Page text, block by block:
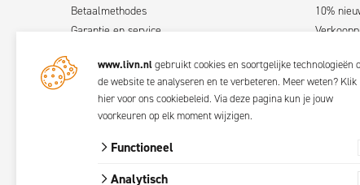
Betaalmethodes
Garantie en service
Contact
Handleidingen
Ingebruikstelling pelletkachels
10%
Word
www.livn.nlgebruikt cookies en soortgelijke technologieën
de website te analyseren en te verbeteren. Meer weten? Klik
hier voor ons cookiebeleid. Viadeze pagina kun je jouw
voorkeuren op elk moment wijzigen.
Functioneel
Analytisch